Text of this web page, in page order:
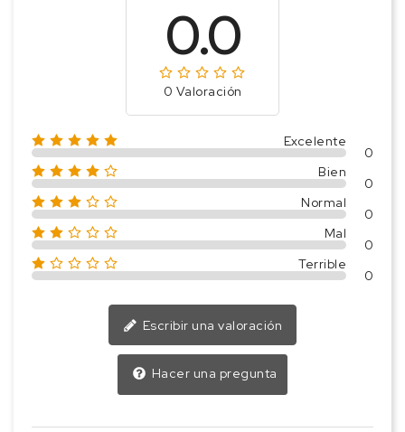
0.0
0 Valoración
Excelente
0
Bien
0
Normal
0
Mal
0
Terrible
0
Escribir una valoración
Hacer una pregunta